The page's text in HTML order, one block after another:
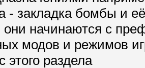
- закладка бомбы и
начинаются с
модов и режимов
этого раздела